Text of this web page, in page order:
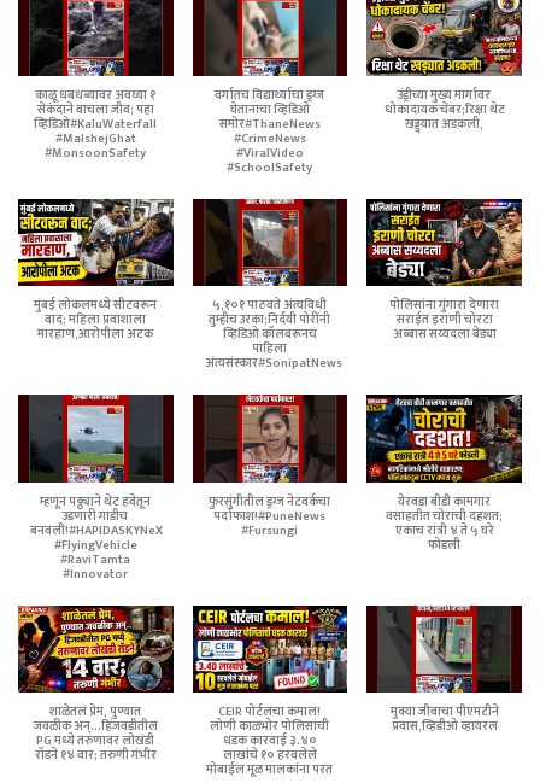
काळू धबधब्यावर अवघ्या १
सेकंदाने वाचला जीव; पहा
व्हिडिओ#KaluWaterfall
#MalshejGhat
#MonsoonSafety
वर्गातच विद्यार्थ्याचा ड्रग्ज
घेतानाचा व्हिडिओ
समोर#ThaneNews
#CrimeNews
#ViralVideo
#SchoolSafety
उंड्रीच्या मुख्य मार्गावर
धोकादायक चेंबर;रिक्षा थेट
खड्ड्यात अडकली,
मुंबई लोकलमध्ये सीटवरून
वाद; महिला प्रवाशाला
मारहाण,आरोपीला अटक
५,१०१ पाठवते अंत्यविधी
तुम्हीच उरका;निर्दयी पोरींनी
व्हिडिओ कॉलवरूनच
पाहिला
अंत्यसंस्कार#SonipatNews
पोलिसांना गुंगारा देणारा
सराईत इराणी चोरटा
अब्बास सय्यदला बेड्या
म्हणून पठ्ठ्याने थेट हवेतून
उडणारी गाडीच
बनवली!#HAPIDASKYNeX
#FlyingVehicle
#RaviTamta
#Innovator
फुरसुंगीतील ड्रग्ज नेटवर्कचा
पर्दाफाश!#PuneNews
#Fursungi
येरवडा बीडी कामगार
वसाहतीत चोरांची दहशत;
एकाच रात्री ४ ते ५ घरे
फोडली
शाळेतलं प्रेम, पुण्यात
जवळीक अन्...हिंजवडीतील
PG मध्ये तरुणावर लोखंडी
रॉडने १४ वार; तरुणी गंभीर
CEIR पोर्टलचा कमाल!
लोणी काळभोर पोलिसांची
धडक कारवाई ३.४०
लाखांचे १० हरवलेले
मोबाईल मूळ मालकांना परत
मुक्या जीवाचा पीएमटीने
प्रवास,व्हिडीओ व्हायरल